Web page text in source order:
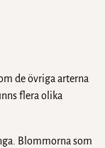
de övriga arterna
flera olika
Blommorna som